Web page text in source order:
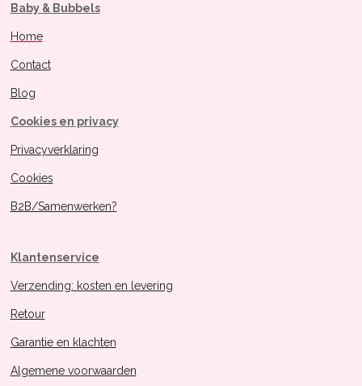
Baby & Bubbels
Home
Contact
Blog
Cookies en privacy
Privacyverklaring
Cookies
B2B/Samenwerken?
Klantenservice
Verzending: kosten en levering
Retour
Garantie en klachten
Algemene voorwaarden